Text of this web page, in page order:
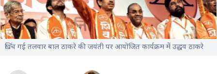
खिंच गई तलवार बाल ठाकरे की जयंती पर आयोजित कार्यक्रम में उद्धव ठाकरे